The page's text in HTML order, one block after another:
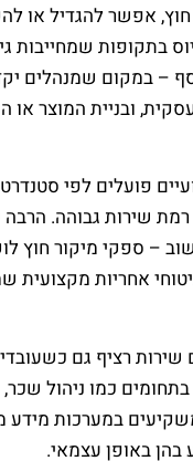
חוץ, אפשר להגדיל או
בתקופות שמחייבות
– במקום שמנהלים
ובניית המוצר
פועלים לפי
שירות גבוהה.
– ספקי מיקור חוץ
אחריות מקצועית
רציף גם
כמו ניהול
במערכות מידע
בהן באופן עצמאי.